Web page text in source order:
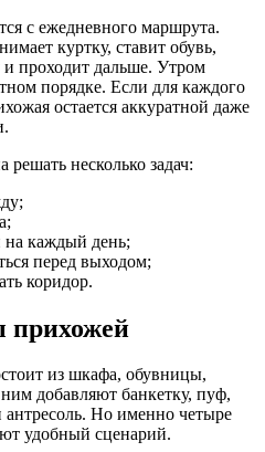
с ежедневного маршрута.
куртку, ставит обувь,
и проходит дальше. Утром
порядке. Если для каждого
остается аккуратной даже
несколько задач:
на каждый день;
перед выходом;
коридор.
прихожей
из шкафа, обувницы,
добавляют банкетку, пуф,
Но именно четыре
удобный сценарий.